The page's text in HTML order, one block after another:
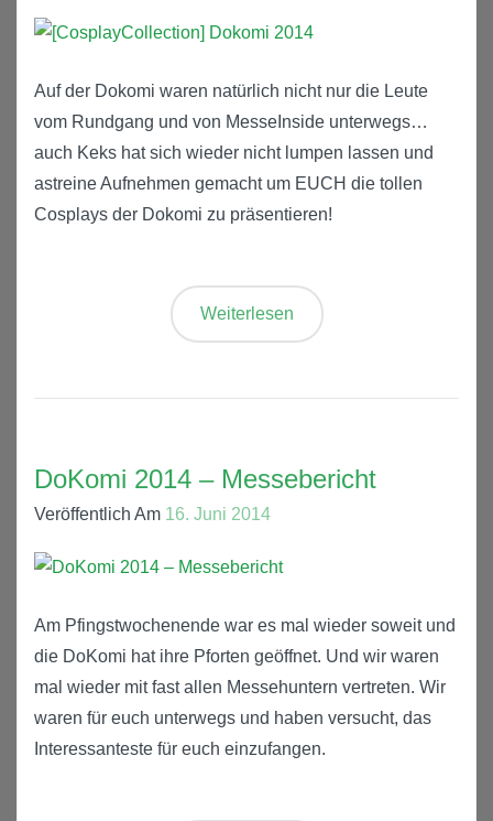
Auf der Dokomi waren natürlich nicht nur die Leute
vom Rundgang und von MesseInside unterwegs…
auch Keks hat sich wieder nicht lumpen lassen und
astreine Aufnehmen gemacht um EUCH die tollen
Cosplays der Dokomi zu präsentieren!
Weiterlesen
DoKomi 2014 – Messebericht
Veröffentlich Am 16. Juni 2014
Am Pfingstwochenende war es mal wieder soweit und
die DoKomi hat ihre Pforten geöffnet. Und wir waren
mal wieder mit fast allen Messehuntern vertreten. Wir
waren für euch unterwegs und haben versucht, das
Interessanteste für euch einzufangen.